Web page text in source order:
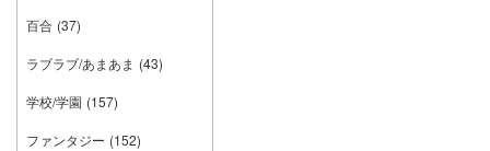
百合 (37)
ラブラブ/あまあま (43)
学校/学園 (157)
ファンタジー (152)